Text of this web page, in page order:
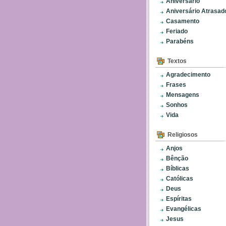
Aniversário
Casamento
Feriado
Parabéns
Textos
Agradecimento
Frases
Mensagens
Sonhos
Vida
Religiosos
Anjos
Bênção
Bíblicas
Católicas
Deus
Espíritas
Evangélicas
Jesus